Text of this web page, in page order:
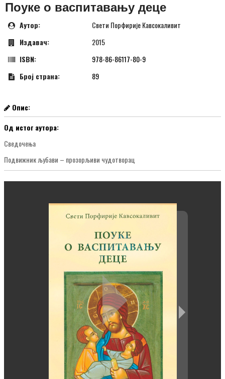
Поуке о васпитавању деце
Аутор:
Свети Порфирије Кавсокаливит
Издавач:
2015
ISBN:
978-86-86117-80-9
Број страна:
89
Опис:
Од истог аутора:
Сведочења
Подвижник љубави – прозорљиви чудотворац